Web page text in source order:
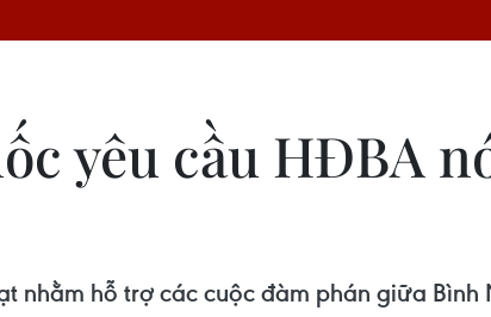
yêu cầu HĐBA
nhằm hỗ trợ các cuộc đàm phán giữa